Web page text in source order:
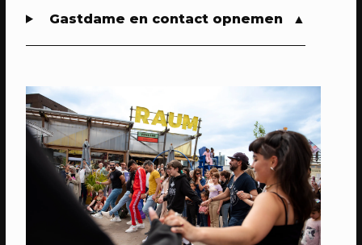
Buurtfeest: opening van de
Gastdame en contact opnemen